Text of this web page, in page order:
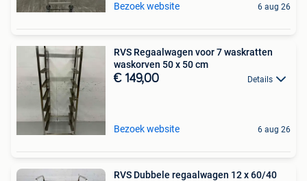
Bezoek website 6 aug 26
RVS Regaalwagen voor 7 waskratten
waskorven 50 x 50 cm
€ 149,00 Details
Bezoek website 6 aug 26
RVS Dubbele regaalwagen 12 x 60/40